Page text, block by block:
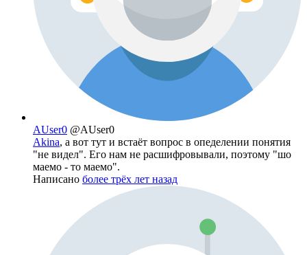
AUser0 @AUser0
Akina, а вот тут и встаёт вопрос в опеделении понятия
"не видел". Его нам не расшифровывали, поэтому "шо
маемо - то маемо".
Написано более трёх лет назад